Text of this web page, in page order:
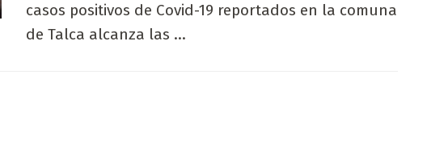
casos positivos de Covid-19 reportados en la comuna
de Talca alcanza las ...